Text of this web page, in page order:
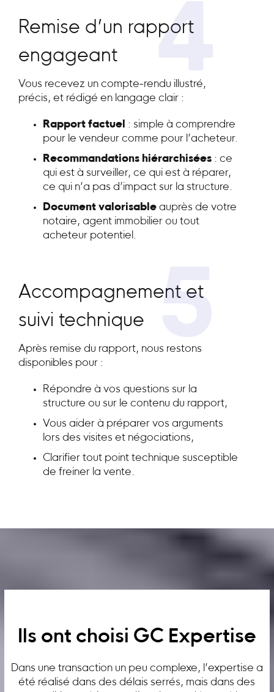
4
Remise d’un rapport
engageant
Vous recevez un compte-rendu illustré,
précis, et rédigé en langage clair :
Rapport factuel : simple à comprendre
pour le vendeur comme pour l’acheteur.
Recommandations hiérarchisées : ce
qui est à surveiller, ce qui est à réparer,
ce qui n’a pas d’impact sur la structure.
Document valorisable auprès de votre
notaire, agent immobilier ou tout
acheteur potentiel.
5
Accompagnement et
suivi technique
Après remise du rapport, nous restons
disponibles pour :
Répondre à vos questions sur la
structure ou sur le contenu du rapport,
Vous aider à préparer vos arguments
lors des visites et négociations,
Clarifier tout point technique susceptible
de freiner la vente.
Ils ont choisi GC Expertise
Dans une transaction un peu complexe, l’expertise a
été réalisé dans des délais serrés, mais dans des